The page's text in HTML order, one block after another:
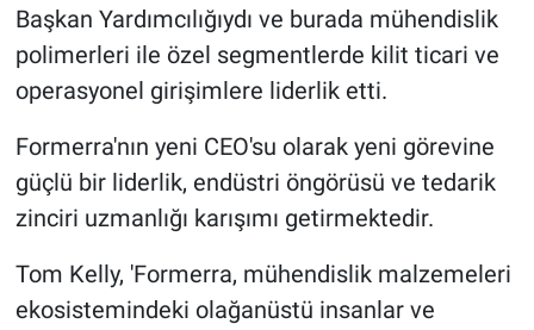
Başkan Yardımcılığıydı ve burada mühendislik
polimerleri ile özel segmentlerde kilit ticari ve
operasyonel girişimlere liderlik etti.
Formerra'nın yeni CEO'su olarak yeni görevine
güçlü bir liderlik, endüstri öngörüsü ve tedarik
zinciri uzmanlığı karışımı getirmektedir.
Tom Kelly, 'Formerra, mühendislik malzemeleri
ekosistemindeki olağanüstü insanlar ve